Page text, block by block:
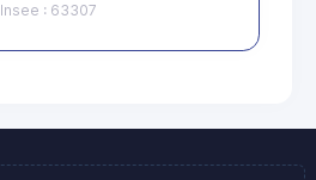
Insee : 63307